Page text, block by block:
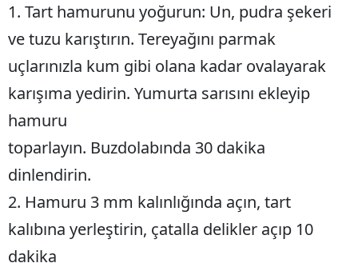
1. Tart hamurunu yoğurun: Un, pudra şekeri
ve tuzu karıştırın. Tereyağını parmak
uçlarınızla kum gibi olana kadar ovalayarak
karışıma yedirin. Yumurta sarısını ekleyip
hamuru
toparlayın. Buzdolabında 30 dakika
dinlendirin.
2. Hamuru 3 mm kalınlığında açın, tart
kalıbına yerleştirin, çatalla delikler açıp 10
dakika